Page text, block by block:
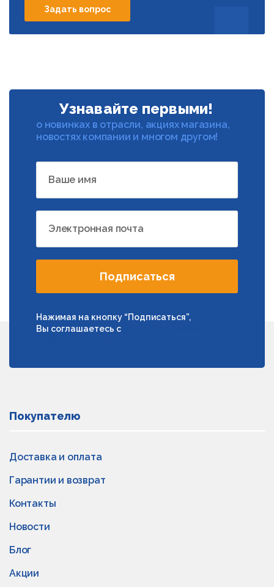
Задать вопрос
Узнавайте первыми!
о новинках в отрасли, акциях магазина,
новостях компании и многом другом!
Ваше имя
Электронная почта
Подписаться
Нажимая на кнопку “Подписаться”,
Вы соглашаетесь с
Покупателю
Доставка и оплата
Гарантии и возврат
Контакты
Новости
Блог
Акции